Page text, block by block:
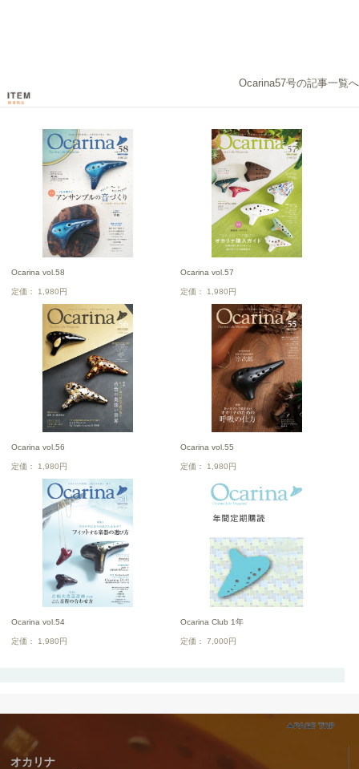
Ocarina57号の記事一覧へ
Ocarina vol.58
定価： 1,980円
Ocarina vol.57
定価： 1,980円
Ocarina vol.56
定価： 1,980円
Ocarina vol.55
定価： 1,980円
Ocarina vol.54
定価： 1,980円
Ocarina Club 1年
定価： 7,000円
オカリナ